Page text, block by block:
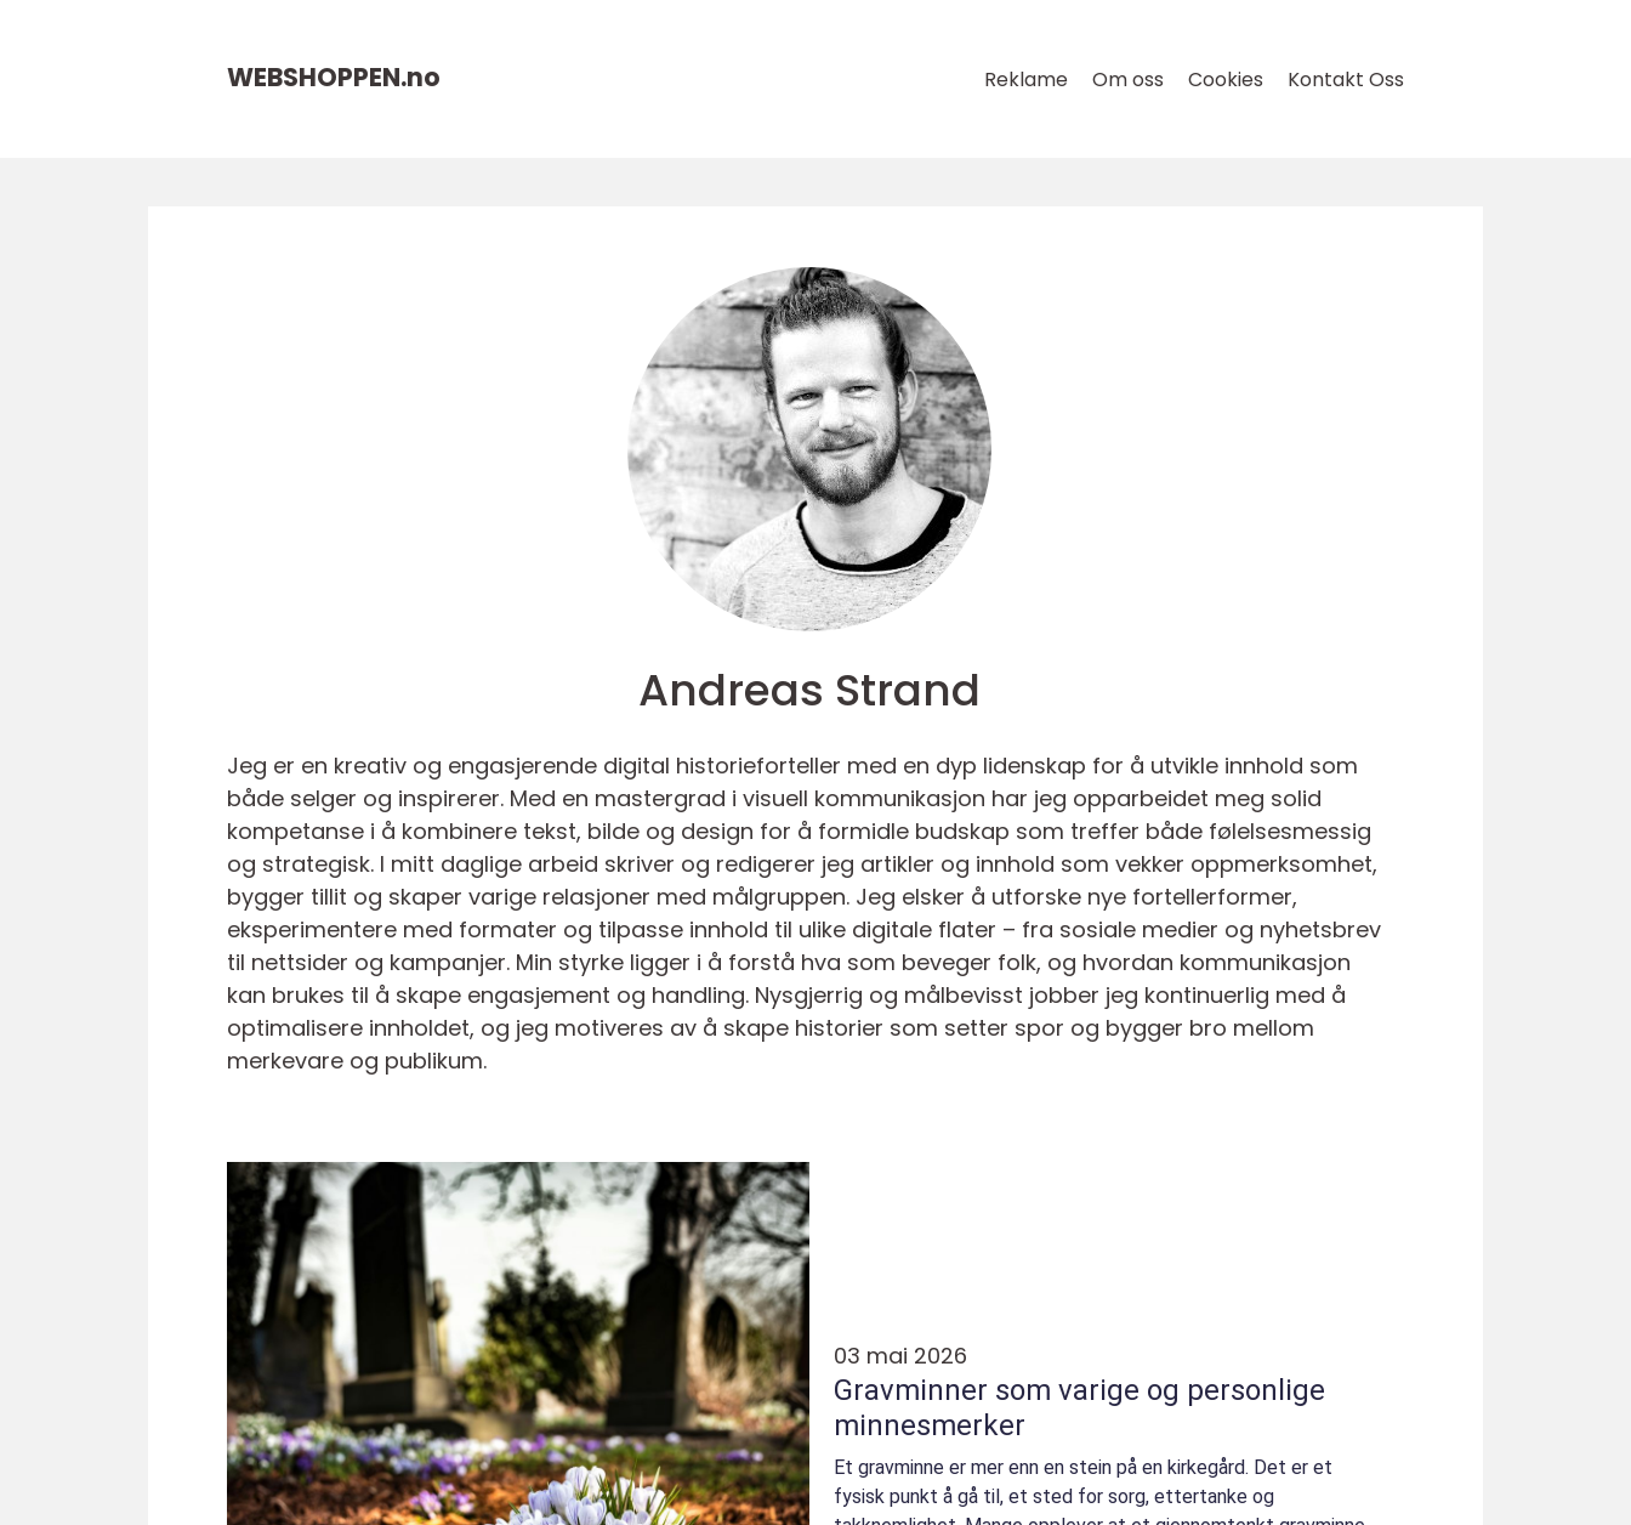
WEBSHOPPEN.no Reklame Om oss Cookies Kontakt Oss
Andreas Strand
Jeg er en kreativ og engasjerende digital historieforteller med en dyp lidenskap for å utvikle innhold som
både selger og inspirerer. Med en mastergrad i visuell kommunikasjon har jeg opparbeidet meg solid
kompetanse i å kombinere tekst, bilde og design for å formidle budskap som treffer både følelsesmessig
og strategisk. I mitt daglige arbeid skriver og redigerer jeg artikler og innhold som vekker oppmerksomhet,
bygger tillit og skaper varige relasjoner med målgruppen. Jeg elsker å utforske nye fortellerformer,
eksperimentere med formater og tilpasse innhold til ulike digitale flater – fra sosiale medier og nyhetsbrev
til nettsider og kampanjer. Min styrke ligger i å forstå hva som beveger folk, og hvordan kommunikasjon
kan brukes til å skape engasjement og handling. Nysgjerrig og målbevisst jobber jeg kontinuerlig med å
optimalisere innholdet, og jeg motiveres av å skape historier som setter spor og bygger bro mellom
merkevare og publikum.
03 mai 2026
Gravminner som varige og personlige
minnesmerker
Et gravminne er mer enn en stein på en kirkegård. Det er et
fysisk punkt å gå til, et sted for sorg, ettertanke og